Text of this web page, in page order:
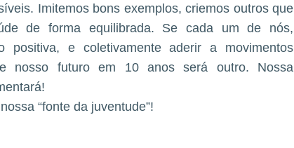
Imitemos bons exemplos, criemos outros que
de forma equilibrada. Se cada um de nós,
positiva, e coletivamente aderir a movimentos
nosso futuro em 10 anos será outro. Nossa
“fonte da juventude”!